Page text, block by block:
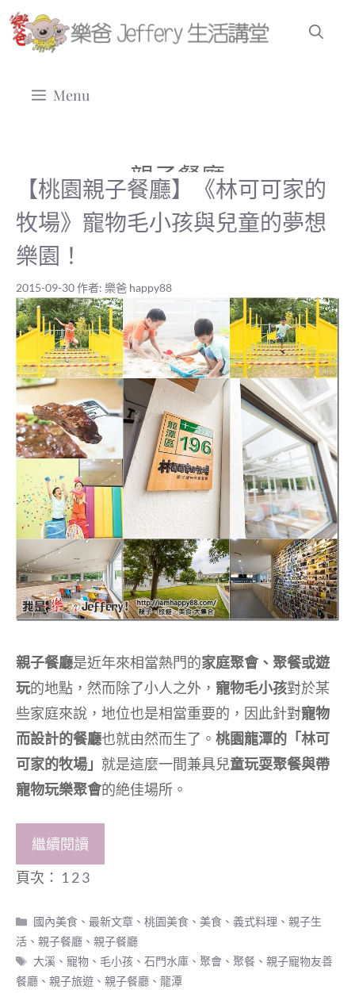
跳
至
Menu
親子餐廳
【桃園親子餐廳】《林可可家的
牧場》寵物毛小孩與兒童的夢想
樂園！
2015-09-30作者: 樂爸 happy88
親子餐廳是近年來相當熱門的家庭聚會、聚餐或遊
玩的地點，然而除了小人之外， 寵物毛小孩對於某
些家庭來說，地位也是相當重要的，因此針對寵物
而設計的餐廳也就由然而生了。 桃園龍潭的「林可
可家的牧場」 就是這麼一間兼具兒童玩耍聚餐與帶
寵物玩樂聚會的絶佳場所。
繼續閱讀
頁次： 1 23
分
類
國內美食 、最新文章 、桃園美食 、美食 、義式料理 、親子生
活 、 親子餐廳 、 親子餐廳
標
籤
大溪 、寵物 、 毛小孩 、石門水庫 、聚會 、聚餐 、親子寵物友善
餐廳 、 親子旅遊 、 親子餐廳 、 龍潭